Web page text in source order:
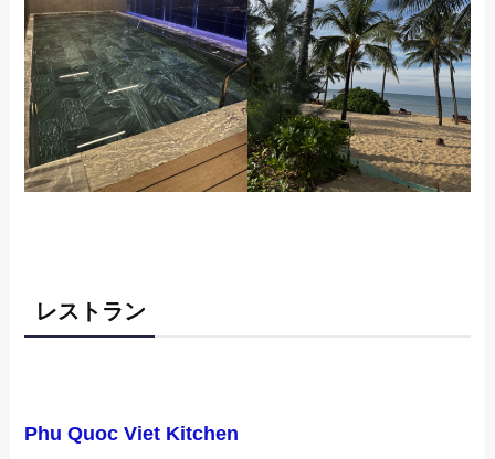
レストラン
Phu Quoc Viet Kitchen